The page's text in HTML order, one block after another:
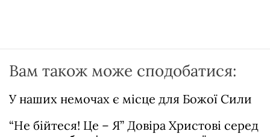
Вам також може сподобатися:
У наших немочах є місце для Божої Сили
“Не бійтеся! Це – Я” Довіра Христові серед